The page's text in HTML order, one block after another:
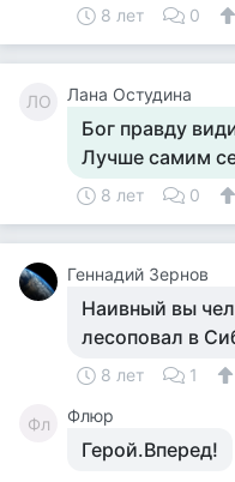
8 лет 0
ЛО Лана Остудина
Бог правду
Лучше самим
8 лет 0
Геннадий Зернов
Наивный вы
лесоповал в
8 лет 1
Фл Флюр
Герой.Вперед!